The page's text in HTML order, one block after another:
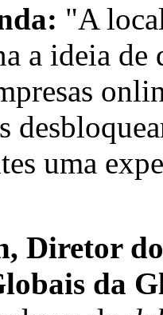
"A
a ideia de
uma
Diretor
da